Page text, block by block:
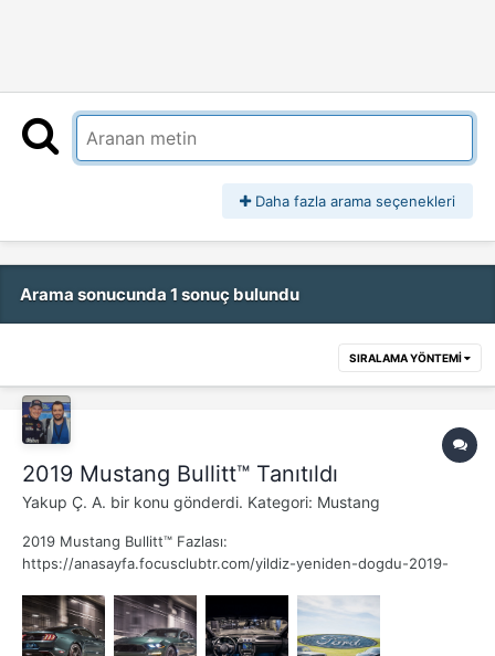
Daha fazla arama seçenekleri
Arama sonucunda 1 sonuç bulundu
SIRALAMA YÖNTEMI
2019 Mustang Bullitt™ Tanıtıldı
Yakup Ç. A. bir konu gönderdi. Kategori: Mustang
2019 Mustang Bullitt™ Fazlası:
https://anasayfa.focusclubtr.com/yildiz-yeniden-dogdu-2019-
481 PS (GT’den 30 ps fazla) gücünde ve 570 Nm torka sahip olan
yeniden ayarlanmış 5.0 litrelik V8 motora sahip ve son...